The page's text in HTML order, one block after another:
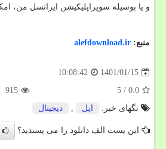
و یا بوسیله سوپراپلیکیشن ایرانسل من،
منبع: alefdownload.ir
1401/01/15
10:08:42
0.0
/ 5
915
تگهای خبر:
اپل , دیجیتال
این پست الف دانلود را می پسندید؟